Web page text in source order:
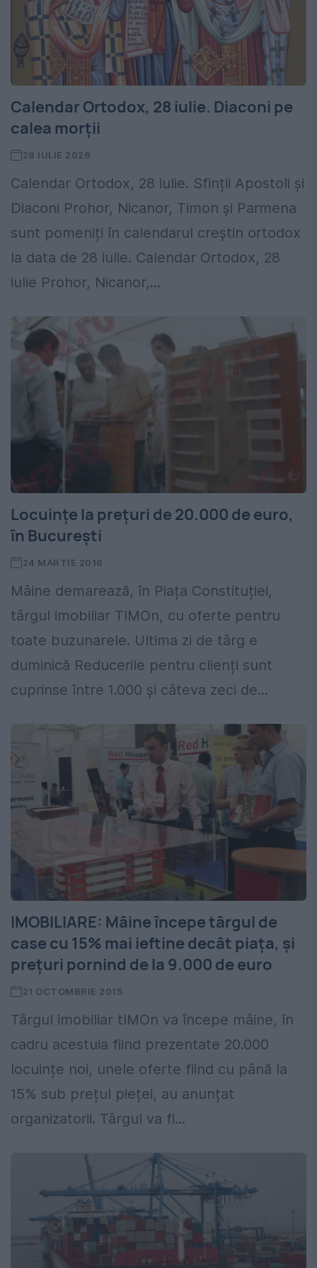
Calendar Ortodox, 28 iulie. Diaconi pe
calea morții
28 IULIE 2026
Calendar Ortodox, 28 iulie. Sfinții Apostoli și
Diaconi Prohor, Nicanor, Timon și Parmena
sunt pomeniți în calendarul creștin ortodox
la data de 28 iulie. Calendar Ortodox, 28
iulie Prohor, Nicanor,...
Locuințe la prețuri de 20.000 de euro,
în București
24 MARTIE 2016
Mâine demarează, în Piața Constituției,
târgul imobiliar TIMOn, cu oferte pentru
toate buzunarele. Ultima zi de târg e
duminică Reducerile pentru clienți sunt
cuprinse între 1.000 și câteva zeci de...
IMOBILIARE: Mâine începe târgul de
case cu 15% mai ieftine decât piața, și
prețuri pornind de la 9.000 de euro
21 OCTOMBRIE 2015
Târgul imobiliar tIMOn va începe mâine, în
cadru acestuia fiind prezentate 20.000
locuințe noi, unele oferte fiind cu până la
15% sub prețul pieței, au anunțat
organizatorii. Târgul va fi...